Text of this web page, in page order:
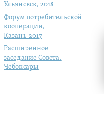
Ульяновск, 2018
Форум потребительской
кооперации,
Казань-2017
Расширенное
заседание Совета.
Чебоксары